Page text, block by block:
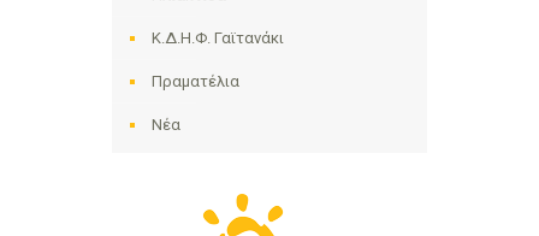
Κ.Δ.Η.Φ. Γαϊτανάκι
Πραματέλια
Νέα